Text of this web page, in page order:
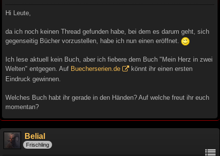
Hi Leute,
da ich noch keinen Thread gefunden habe, bei dem es darum geht, sich
gegenseitig Bücher vorzustellen, habe ich nun einen eröffnet.
Ich lese aktuell kein Buch, aber ich fiebere dem Buch "Mein Herz in zwei
Welten" entgegen. Auf Buecherserien.de
könnt ihr einen ersten
Eindruck gewinnen.
Welches Buch habt ihr gerade in den Händen? Auf welche freut ihr euch
momentan?
Belial
Frischling